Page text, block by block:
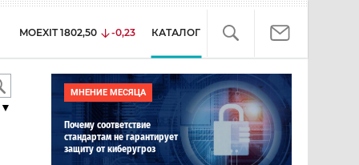
MOEXIT 1802,50 -0,23 КАТАЛОГ
МНЕНИЕ МЕСЯЦА
Почему соответствие
стандартам не гарантирует
защиту от киберугроз